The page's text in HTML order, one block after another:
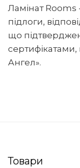
Ламінат Rooms
підлоги,
що
Ангел».
Товари